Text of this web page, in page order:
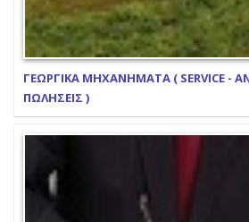
ΓΕΩΡΓΙΚΑ ΜΗΧΑΝΗΜΑΤΑ ( SERVICE -
ΠΩΛΗΣΕΙΣ )